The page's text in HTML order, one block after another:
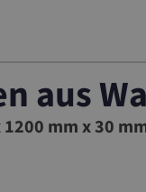
aus
mm x 30